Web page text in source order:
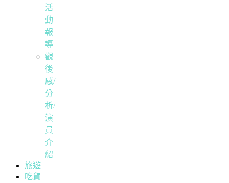
活
動
報
導
觀
後
感/
分
析/
演
員
介
紹
旅遊
吃貨